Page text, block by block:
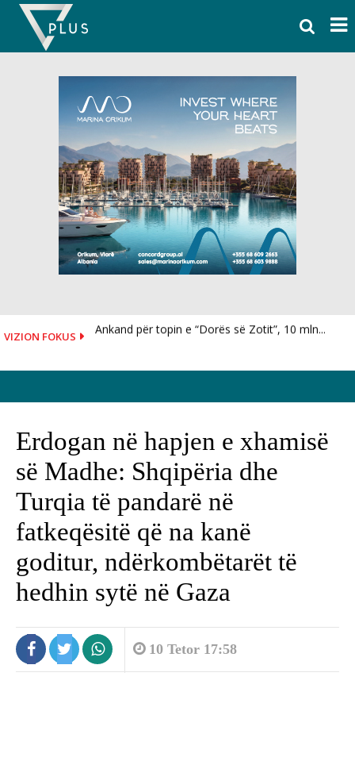
Skip
content
VIZION FOKUS Ankand për topin e “Dorës së Zotit”, 10 mln...
Erdogan në hapjen e xhamisë
së Madhe: Shqipëria dhe
Turqia të pandarë në
fatkeqësitë që na kanë
goditur, ndërkombëtarët të
hedhin sytë në Gaza
10 Tetor 17:58